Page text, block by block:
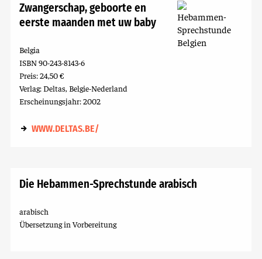
Zwangerschap, geboorte en
eerste maanden met uw baby
Belgia
ISBN 90-243-8143-6
Preis: 24,50 €
Verlag: Deltas, Belgie-Nederland
Erscheinungsjahr: 2002
WWW.DELTAS.BE/
Die Hebammen-Sprechstunde arabisch
arabisch
Übersetzung in Vorbereitung